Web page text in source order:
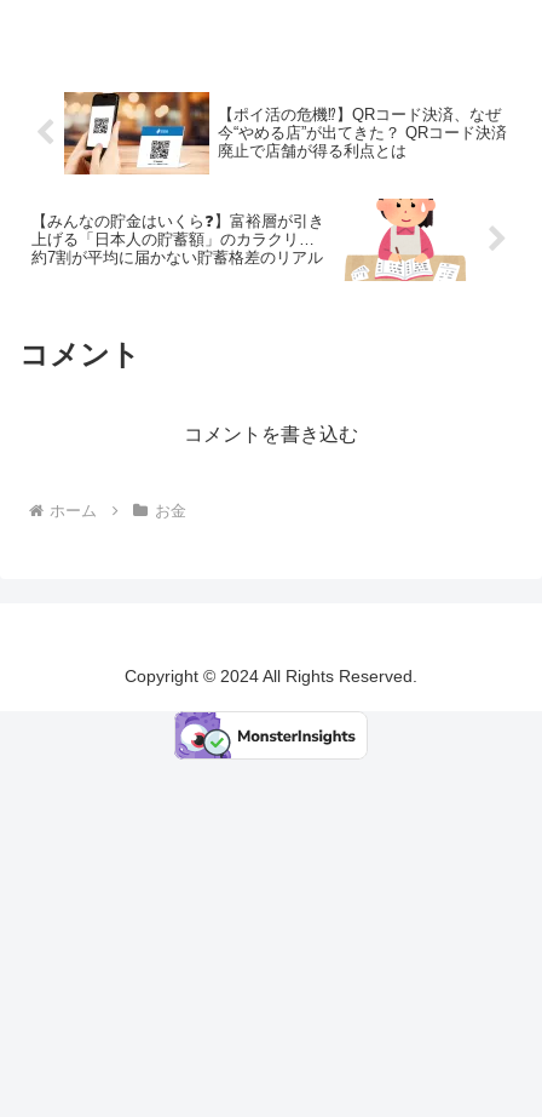
【ポイ活の危機⁉】QRコード決済、なぜ
今“やめる店”が出てきた？ QRコード決済
廃止で店舗が得る利点とは
【みんなの貯金はいくら❓】富裕層が引き
上げる「日本人の貯蓄額」のカラクリ…
約7割が平均に届かない貯蓄格差のリアル
コメント
コメントを書き込む
ホーム お金
Copyright © 2024 All Rights Reserved.